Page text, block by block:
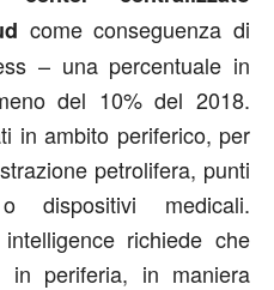
come conseguenza di
– una percentuale in
del 10% del 2018.
in ambito periferico, per
petrolifera, punti
dispositivi medicali.
richiede che
in periferia, in maniera